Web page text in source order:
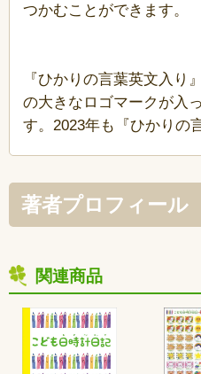
つかむことができます。
『ひかりの言葉英文入り
の大きなロゴマークが入
す。2023年も『ひかりの
著者プロフィール
関連商品